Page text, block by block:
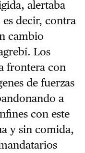
alertaba
decir, contra
cambio
Los
frontera con
de fuerzas
a
con este
y sin comida,